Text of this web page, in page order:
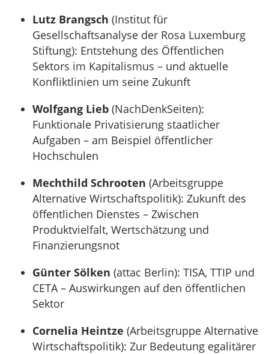
Lutz Brangsch (Institut für
Gesellschaftsanalyse der Rosa Luxemburg
Stiftung): Entstehung des Öffentlichen
Sektors im Kapitalismus – und aktuelle
Konfliktlinien um seine Zukunft
Wolfgang Lieb (NachDenkSeiten):
Funktionale Privatisierung staatlicher
Aufgaben – am Beispiel öffentlicher
Hochschulen
Mechthild Schrooten (Arbeitsgruppe
Alternative Wirtschaftspolitik): Zukunft des
öffentlichen Dienstes – Zwischen
Produktvielfalt, Wertschätzung und
Finanzierungsnot
Günter Sölken (attac Berlin): TISA, TTIP und
CETA – Auswirkungen auf den öffentlichen
Sektor
Cornelia Heintze (Arbeitsgruppe Alternative
Wirtschaftspolitik): Zur Bedeutung egalitärer